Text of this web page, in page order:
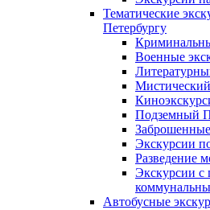
Тематические
Петербургу
Военные
Подземный
Экскурсии
Разведение
Экскурсии с
Автобусные